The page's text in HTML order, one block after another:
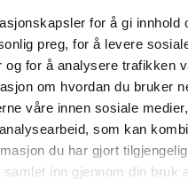
for å gi innhold
preg, for å levere
og for å analysere trafikken
om hvordan du bruker
våre innen sosiale medier,
som kan
du har gjort
inn gjennom din bruk
vil annonsegebyret
på 24 000 kr i måneden.
uhåndterlig for mindre
hvis noe ikke fungerer
man lage
kundene, med de rette
kontinuerlig jobbe med
kaster man rett og